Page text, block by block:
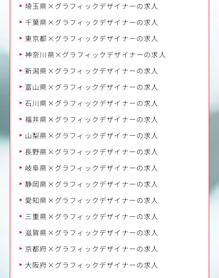
埼玉県×グラフィックデザイナーの求人
千葉県×グラフィックデザイナーの求人
東京都×グラフィックデザイナーの求人
神奈川県×グラフィックデザイナーの求人
新潟県×グラフィックデザイナーの求人
富山県×グラフィックデザイナーの求人
石川県×グラフィックデザイナーの求人
福井県×グラフィックデザイナーの求人
山梨県×グラフィックデザイナーの求人
長野県×グラフィックデザイナーの求人
岐阜県×グラフィックデザイナーの求人
静岡県×グラフィックデザイナーの求人
愛知県×グラフィックデザイナーの求人
三重県×グラフィックデザイナーの求人
滋賀県×グラフィックデザイナーの求人
京都府×グラフィックデザイナーの求人
大阪府×グラフィックデザイナーの求人